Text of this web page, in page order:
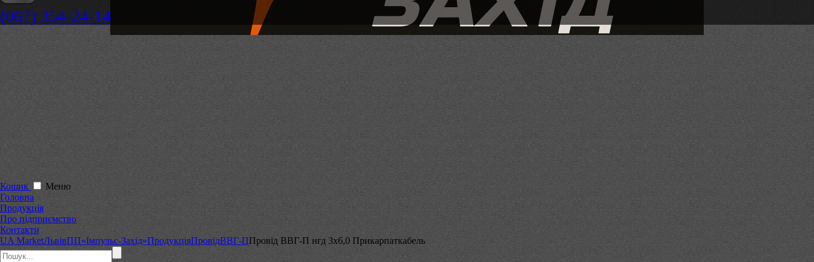
(067) 354-24-14
Кошик
Меню
Головна
Продукція
Про підприємство
Контакти
UA MarketЛьвівПП«Імпульс-Захід»ПродукціяПровідВВГ-ППровід ВВГ-П нгд 3х6,0 Прикарпаткабель